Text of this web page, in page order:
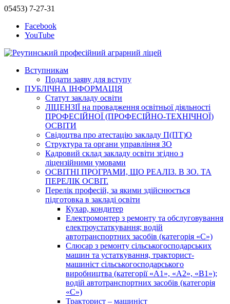
05453) 7-27-31
Facebook
YouTube
Вступникам
Подати заяву для вступу
ПУБЛІЧНА ІНФОРМАЦІЯ
Статут закладу освіти
ЛІЦЕНЗІЇ на провадження освітньої діяльності
ПРОФЕСІЙНОЇ (ПРОФЕСІЙНО-ТЕХНІЧНОЇ)
ОСВІТИ
Свідоцтва про атестацію закладу П(ПТ)О
Структура та органи управління ЗО
Кадровий склад закладу освіти згідно з
ліцензійними умовами
ОСВІТНІ ПРОГРАМИ, ЩО РЕАЛІЗ. В ЗО. ТА
ПЕРЕЛІК ОСВІТ.
Перелік професій, за якими здійснюється
підготовка в закладі освіти
Кухар, кондитер
Електромонтер з ремонту та обслуговування
електроустаткування; водій
автотранспортних засобів (категорія «С»)
Слюсар з ремонту сільськогосподарських
машин та устаткування, тракторист-
машиніст сільськогосподарського
виробництва (категорії «А1», «А2», «В1»);
водій автотранспортних засобів (категорія
«С»)
Тракторист – машиніст